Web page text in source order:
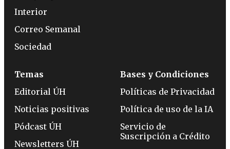
Interior
Correo Semanal
Sociedad
Temas
Editorial ÚH
Noticias positivas
Pódcast ÚH
Newsletters ÚH
Bases y Condiciones
Políticas de Privacidad
Política de uso de la IA
Servicio de
Suscripción a Crédito